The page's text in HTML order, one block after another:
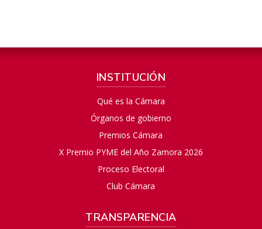
INSTITUCIÓN
Qué es la Cámara
Órganos de gobierno
Premios Cámara
X Premio PYME del Año Zamora 2026
Proceso Electoral
Club Cámara
TRANSPARENCIA